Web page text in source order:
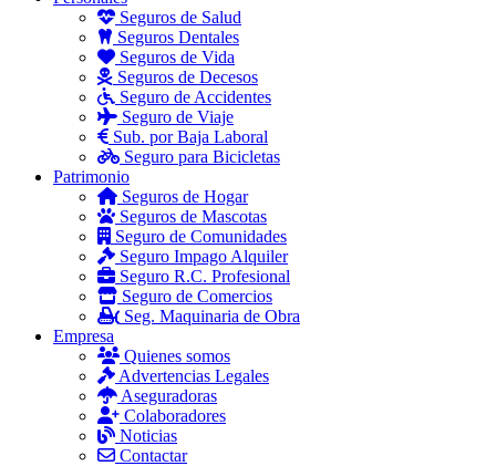
Seguros de Salud
Seguros Dentales
Seguros de Vida
Seguros de Decesos
Seguro de Accidentes
Seguro de Viaje
Sub. por Baja Laboral
Seguro para Bicicletas
Patrimonio
Seguros de Hogar
Seguros de Mascotas
Seguro de Comunidades
Seguro Impago Alquiler
Seguro R.C. Profesional
Seguro de Comercios
Seg. Maquinaria de Obra
Empresa
Quienes somos
Advertencias Legales
Aseguradoras
Colaboradores
Noticias
Contactar